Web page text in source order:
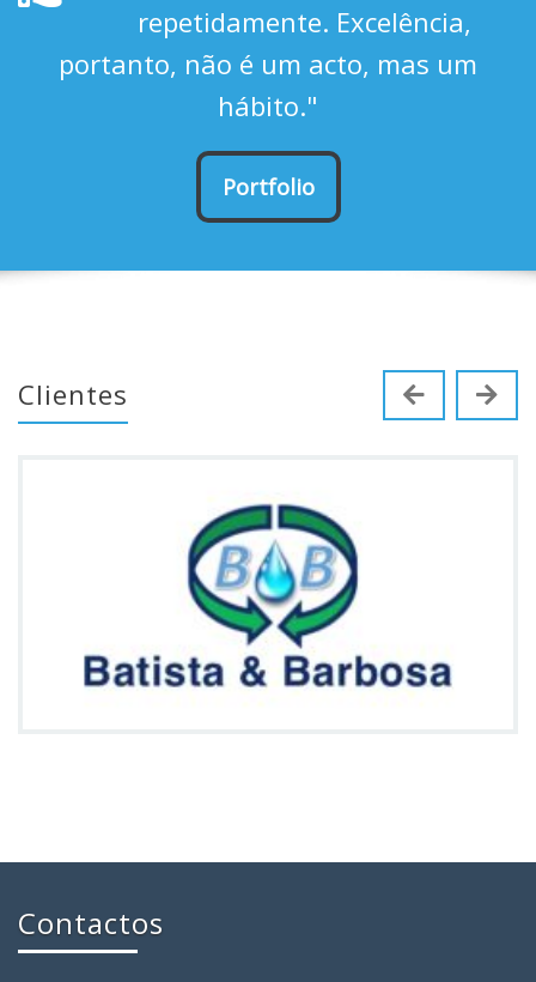
repetidamente. Excelência,
portanto, não é um acto, mas um
hábito."
Portfolio
Clientes
Contactos